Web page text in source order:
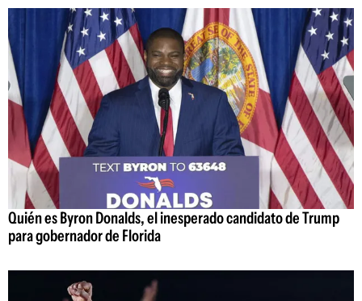
Quién es Byron Donalds, el inesperado candidato de Trump
para gobernador de Florida